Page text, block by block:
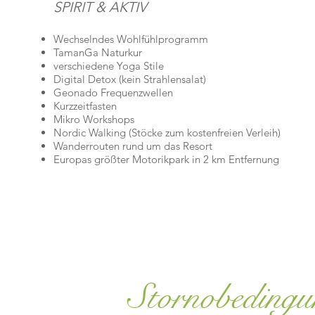
SPIRIT & AKTIV
Wechselndes Wohlfühlprogramm
TamanGa Naturkur
verschiedene Yoga Stile
Digital Detox (kein Strahlensalat)
Geonado Frequenzwellen
Kurzzeitfasten
Mikro Workshops
Nordic Walking (Stöcke zum kostenfreien Verleih)
Wanderrouten rund um das Resort
Europas größter Motorikpark in 2 km Entfernung